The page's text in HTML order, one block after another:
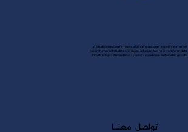
تواصل معنـــا
A Saudi consulting firm specializing in customer experince, market
research, market studies, and digital solutions. We help transform data
into strategies that achieve excellence and drive sustainable growth.